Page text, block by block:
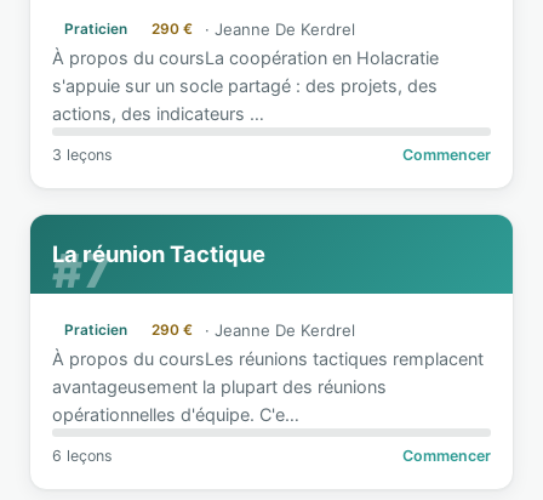
Praticien 290 € · Jeanne De Kerdrel
À propos du coursLa coopération en Holacratie
s'appuie sur un socle partagé : des projets, des
actions, des indicateurs …
3 leçons Commencer
#7
La réunion Tactique
Praticien 290 € · Jeanne De Kerdrel
À propos du coursLes réunions tactiques remplacent
avantageusement la plupart des réunions
opérationnelles d'équipe. C'e…
6 leçons Commencer